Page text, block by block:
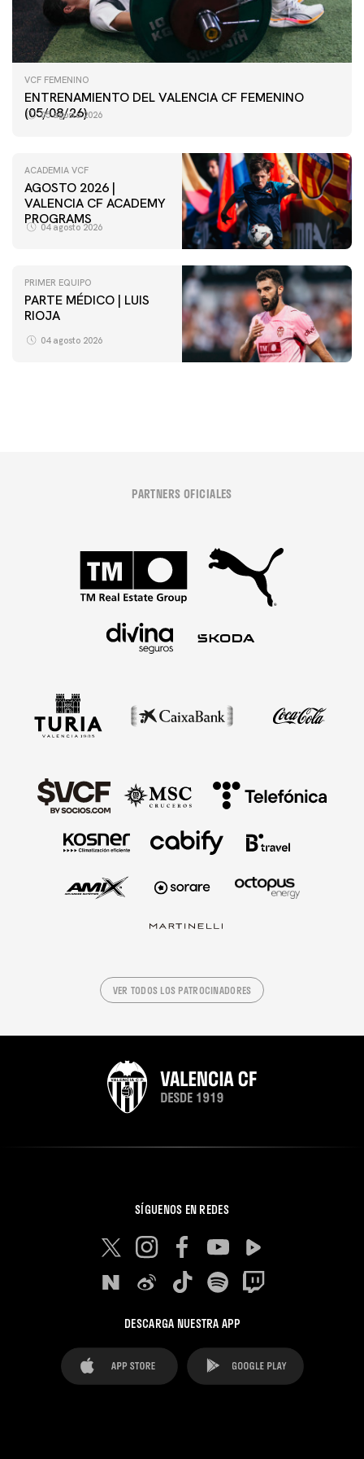
VCF FEMENINO
ENTRENAMIENTO DEL VALENCIA CF FEMENINO
(05/08/26)
05 agosto 2026
ACADEMIA VCF
AGOSTO 2026 |
VALENCIA CF ACADEMY
PROGRAMS
04 agosto 2026
PRIMER EQUIPO
PARTE MÉDICO | LUIS
RIOJA
04 agosto 2026
VCF FEMENINO
ENTRENAMIENTO DEL VALENCIA CF FEMENINO
(04/08/26)
PARTNERS OFICIALES
VER TODOS LOS PATROCINADORES
SÍGUENOS EN REDES
DESCARGA NUESTRA APP